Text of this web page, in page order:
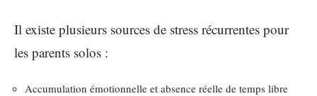
Il existe plusieurs sources de stress récurrentes pour
les parents solos :
Accumulation émotionnelle et absence réelle de temps libre